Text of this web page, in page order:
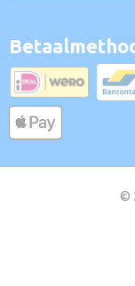
©